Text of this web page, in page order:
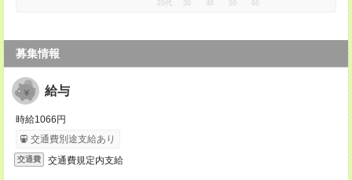
20代 30 40 50 60
募集情報
給与
時給1066円
交通費別途支給あり
交通費 交通費規定内支給